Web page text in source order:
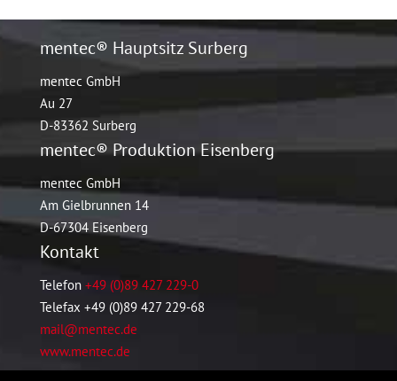
mentec® Hauptsitz Surberg
mentec GmbH
Au 27
D-83362 Surberg
mentec® Produktion Eisenberg
mentec GmbH
Am Gielbrunnen 14
D-67304 Eisenberg
Kontakt
Telefon +49 (0)89 427 229-0
Telefax +49 (0)89 427 229-68
mail@mentec.de
www.mentec.de